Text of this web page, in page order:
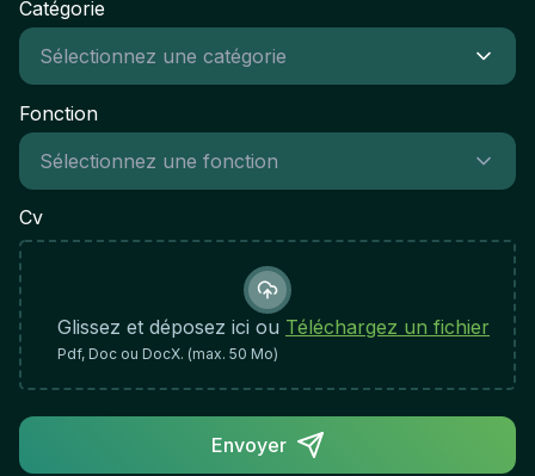
Catégorie
Fonction
Cv
Glissez et déposez ici ou Téléchargez un fichier
Pdf, Doc ou DocX. (max. 50 Mo)
Envoyer